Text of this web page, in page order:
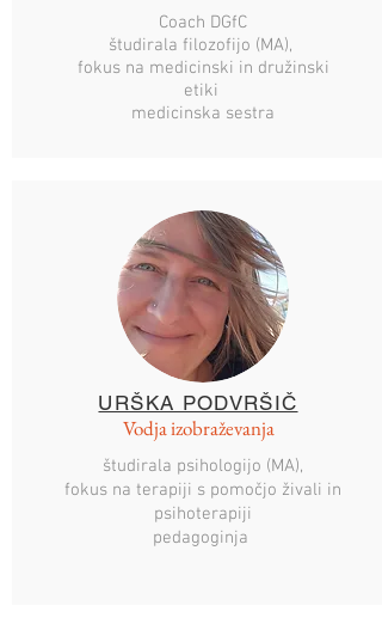
Coach DGfC
študirala filozofijo (MA),
fokus na medicinski in družinski
etiki
medicinska sestra
URŠKA PODVRŠIČ
Vodja izobraževanja
študirala psihologijo (MA),
fokus na terapiji s pomočjo živali in
psihoterapiji
pedagoginja